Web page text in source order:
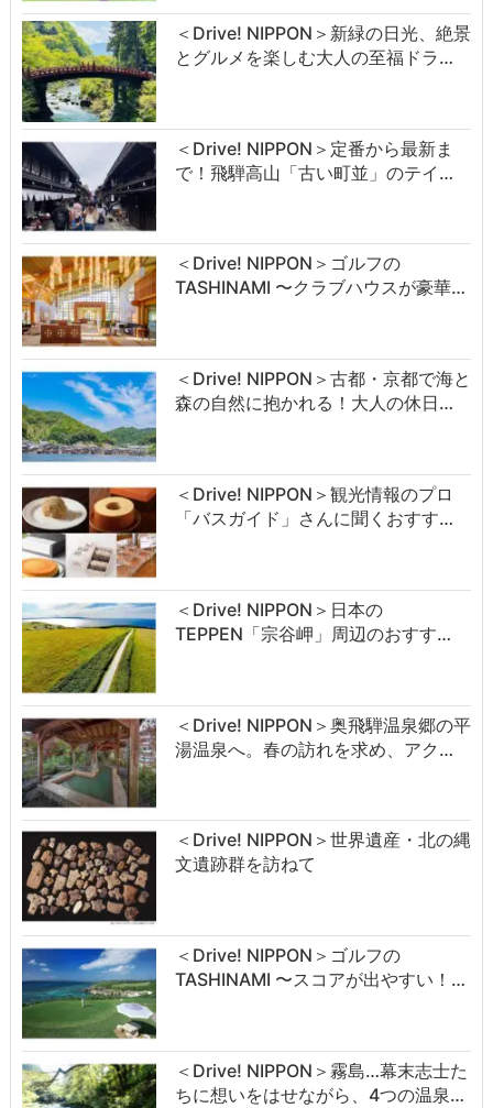
＜Drive! NIPPON＞新緑の日光、絶景
とグルメを楽しむ大人の至福ドラ…
＜Drive! NIPPON＞定番から最新ま
で！飛騨高山「古い町並」のテイ…
＜Drive! NIPPON＞ゴルフの
TASHINAMI 〜クラブハウスが豪華…
＜Drive! NIPPON＞古都・京都で海と
森の自然に抱かれる！大人の休日…
＜Drive! NIPPON＞観光情報のプロ
「バスガイド」さんに聞くおすす…
＜Drive! NIPPON＞日本の
TEPPEN「宗谷岬」周辺のおすす…
＜Drive! NIPPON＞奥飛騨温泉郷の平
湯温泉へ。春の訪れを求め、アク…
＜Drive! NIPPON＞世界遺産・北の縄
文遺跡群を訪ねて
＜Drive! NIPPON＞ゴルフの
TASHINAMI 〜スコアが出やすい！…
＜Drive! NIPPON＞霧島…幕末志士た
ちに想いをはせながら、4つの温泉…